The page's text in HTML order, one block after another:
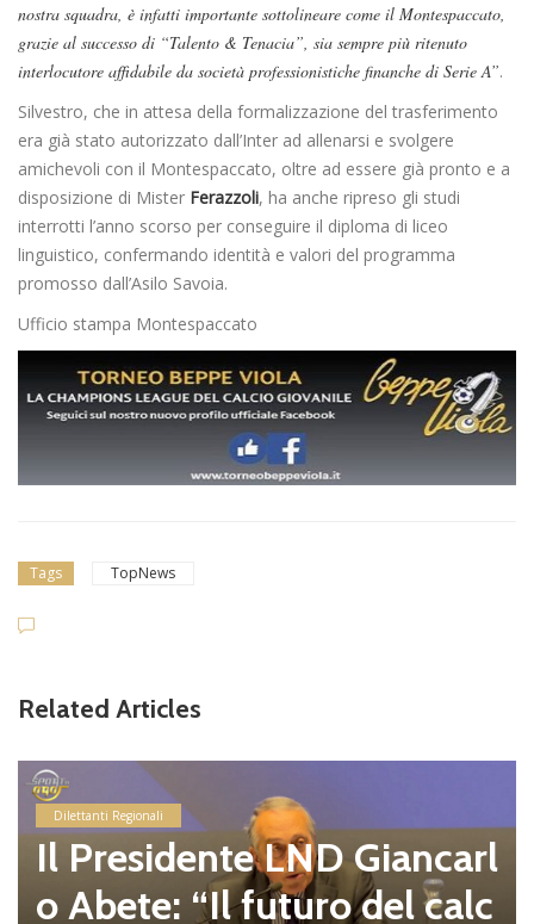
nostra squadra, è infatti importante sottolineare come il Montespaccato,
grazie al successo di “Talento & Tenacia”, sia sempre più ritenuto
interlocutore affidabile da società professionistiche finanche di Serie A”.
Silvestro, che in attesa della formalizzazione del trasferimento
era già stato autorizzato dall’Inter ad allenarsi e svolgere
amichevoli con il Montespaccato, oltre ad essere già pronto e a
disposizione di Mister Ferazzoli, ha anche ripreso gli studi
interrotti l’anno scorso per conseguire il diploma di liceo
linguistico, confermando identità e valori del programma
promosso dall’Asilo Savoia.
Ufficio stampa Montespaccato
Tags TopNews
Related Articles
Dilettanti Regionali
Il Presidente LND Giancarl
o Abete: “Il futuro del calc